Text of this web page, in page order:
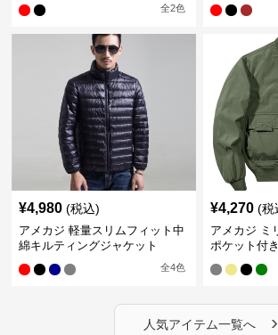
全2色
¥4,980 (税込)
アメカジ 軽量スリムフィット中
綿キルティングジャケット
全4色
¥4,270 (税
アメカジ ミ
ポケット付
人気アイテム一覧へ ›